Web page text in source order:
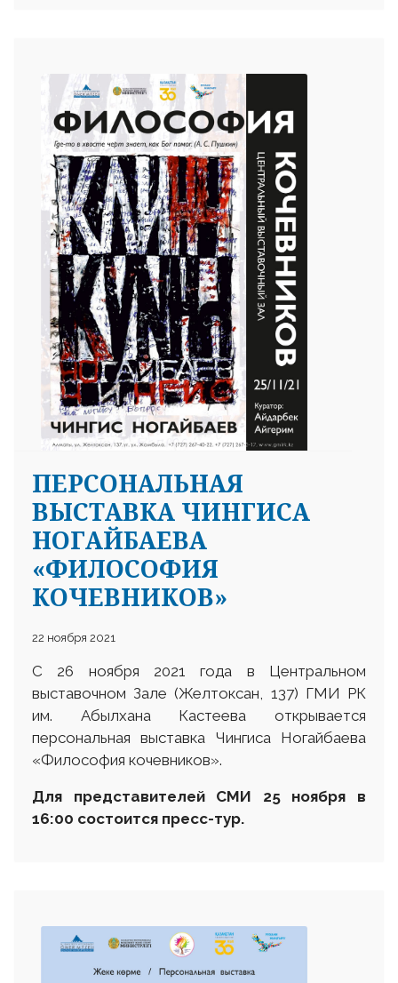
ПЕРСОНАЛЬНАЯ
ВЫСТАВКА ЧИНГИСА
НОГАЙБАЕВА
«ФИЛОСОФИЯ
КОЧЕВНИКОВ»
22 ноября 2021
С 26 ноября 2021 года в Центральном
выставочном Зале (Желтоксан, 137) ГМИ РК
им. Абылхана Кастеева открывается
персональная выставка Чингиса Ногайбаева
«Философия кочевников».
Для представителей СМИ 25 ноября в
16:00 состоится пресс-тур.